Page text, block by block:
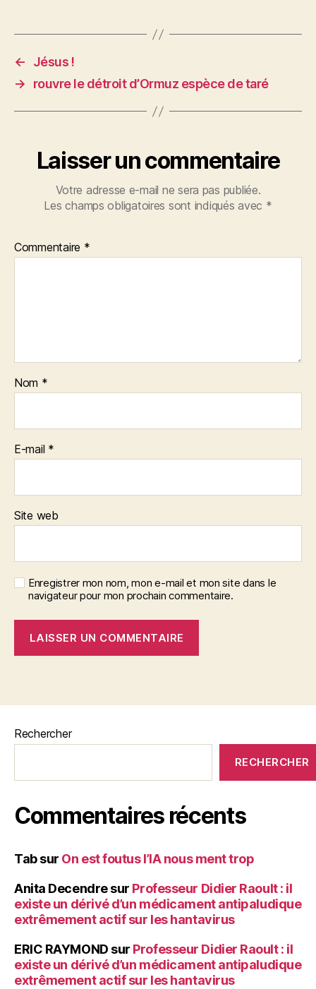
o
o
k
g
er
←
Jésus !
→
rouvre le détroit d’Ormuz espèce de taré
Laisser un commentaire
Votre adresse e-mail ne sera pas publiée.
Les champs obligatoires sont indiqués avec *
Commentaire *
Nom *
E-mail *
Site web
Enregistrer mon nom, mon e-mail et mon site dans le
navigateur pour mon prochain commentaire.
Rechercher
RECHERCHER
Commentaires récents
Tabsur On est foutus l’IA nous ment trop
Anita Decendresur Professeur Didier Raoult : il
existe un dérivé d’un médicament antipaludique
extrêmement actif sur les hantavirus
ERIC RAYMOND sur Professeur Didier Raoult : il
existe un dérivé d’un médicament antipaludique
extrêmement actif sur les hantavirus